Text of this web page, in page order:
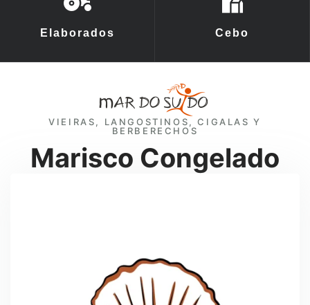
Elaborados Cebo
VIEIRAS, LANGOSTINOS, CIGALAS Y
BERBERECHOS
Marisco Congelado